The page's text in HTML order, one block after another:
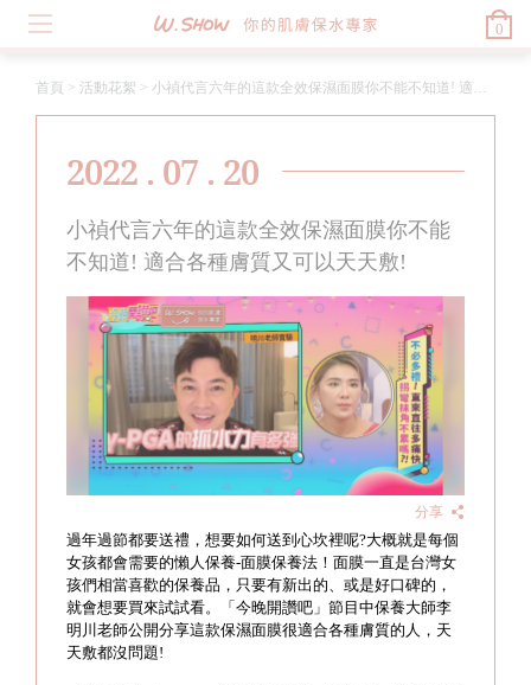
0
首頁 > 活動花絮 > 小禎代言六年的這款全效保濕面膜你不能不知道! 適合各種膚質又可以天天敷!
2022 . 07 . 20
小禎代言六年的這款全效保濕面膜你不能
不知道! 適合各種膚質又可以天天敷!
分享
過年過節都要送禮，想要如何送到心坎裡呢?大概就是每個
女孩都會需要的懶人保養-面膜保養法！面膜一直是台灣女
孩們相當喜歡的保養品，只要有新出的、或是好口碑的，
就會想要買來試試看。「今晚開讚吧」節目中保養大師李
明川老師公開分享這款保濕面膜很適合各種膚質的人，天
天敷都沒問題!